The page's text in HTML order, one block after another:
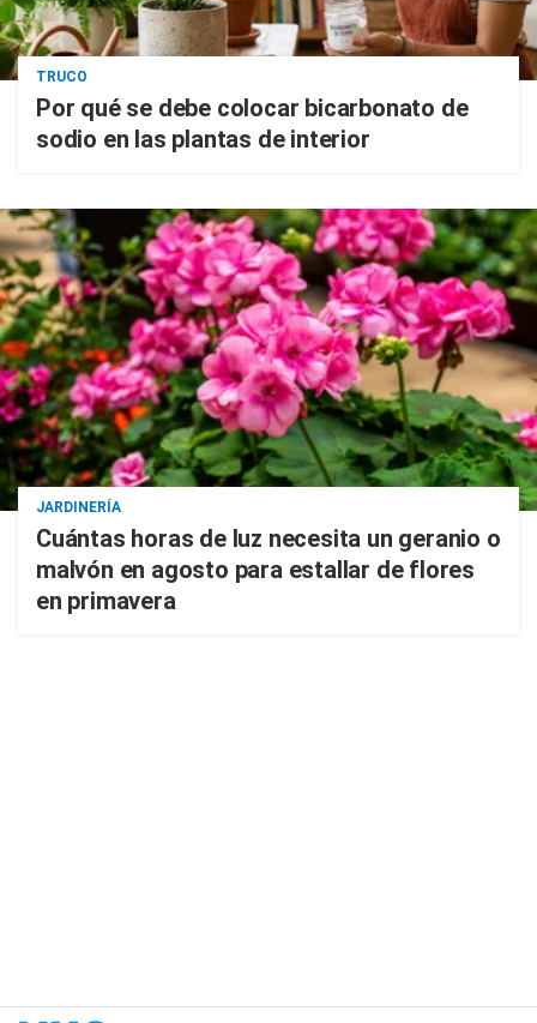
TRUCO
Por qué se debe colocar bicarbonato de
sodio en las plantas de interior
JARDINERÍA
Cuántas horas de luz necesita un geranio o
malvón en agosto para estallar de flores
en primavera